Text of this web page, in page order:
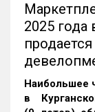
2025 года
Наибольшее
в